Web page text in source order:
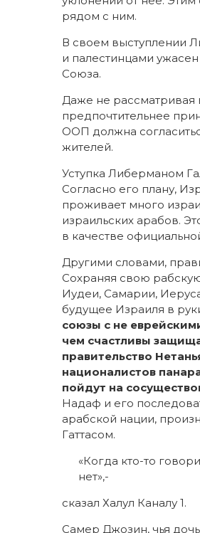
рядом с ним.
В своем выступлении
и палестинцами
Союза.
Даже не рассматривая
предпочтительнее
ООП должна
жителей.
Уступка Либерманом
Согласно его плану,
проживает много
израильских арабов.
в качестве
Другими словами,
Сохраняя свою
Иудеи, Самарии,
будущее Израиля в
союзы с не
чем счастливы
правительство
националистов
пойдут на
Надаф и его
арабской нации,
Гаттасом.
«Когда кто-то
нет»,-
сказал Халул Каналу 1.
Самер Джозин, чья